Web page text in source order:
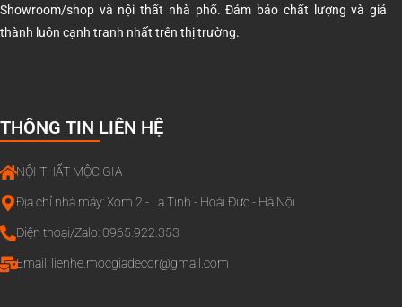
Showroom/shop và nội thất nhà phố. Đảm bảo chất lượng và giá
thành luôn cạnh tranh nhất trên thị trường.
THÔNG TIN LIÊN HỆ
NỘI THẤT MỘC GIA
Địa chỉ nhà máy: Xóm 2 - La Tinh - Hoài Đức - Hà Nội
Điện thoại/Zalo: 0965.922.353
Email: lienhe.mocgiadecor@gmail.com